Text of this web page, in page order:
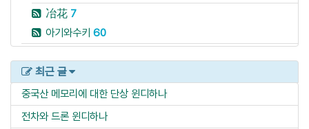
冶花 7
아기와수키 60
최근 글
중국산 메모리에 대한 단상 윈디하나
전차와 드론 윈디하나